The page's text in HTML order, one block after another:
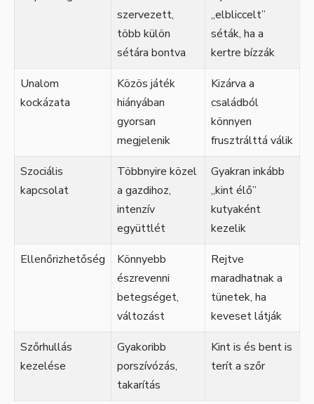
szervezett,
több külön
sétára bontva
„elbliccelt”
séták, ha a
kertre bízzák
Unalom
kockázata
Közös játék
hiányában
gyorsan
megjelenik
Kizárva a
családból
könnyen
frusztrálttá válik
Szociális
kapcsolat
Többnyire közel
a gazdihoz,
intenzív
együttlét
Gyakran inkább
„kint élő”
kutyaként
kezelik
Ellenőrizhetőség
Könnyebb
észrevenni
betegséget,
változást
Rejtve
maradhatnak a
tünetek, ha
keveset látják
Szőrhullás
kezelése
Gyakoribb
porszívózás,
takarítás
Kint is és bent is
terít a szőr